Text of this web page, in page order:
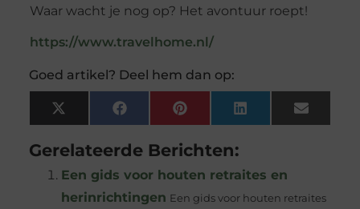
Waar wacht je nog op? Het avontuur roept!
https://www.travelhome.nl/
Goed artikel? Deel hem dan op:
X
(Twitter)
FacebookPinterestLinkedInEmail
Gerelateerde Berichten:
Een gids voor houten retraites en
herinrichtingen Een gids voor houten retraites